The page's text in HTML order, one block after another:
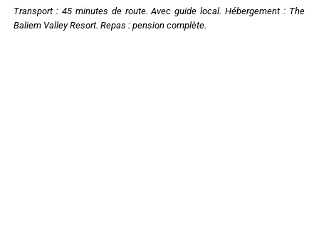
Transport : 45 minutes de route. Avec guide local. Hébergement : The
Baliem Valley Resort. Repas : pension complète.